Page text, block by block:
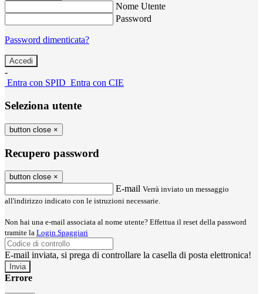
Nome Utente
Password
Password dimenticata?
-
Entra con SPID Entra con CIE
Seleziona utente
button close ×
Recupero password
button close ×
E-mail Verrà inviato un messaggio
all'indirizzo indicato con le istruzioni necessarie.
Non hai una e-mail associata al nome utente? Effettua il reset della password
tramite la Login Spaggiari
E-mail inviata, si prega di controllare la casella di posta elettronica!
Errore